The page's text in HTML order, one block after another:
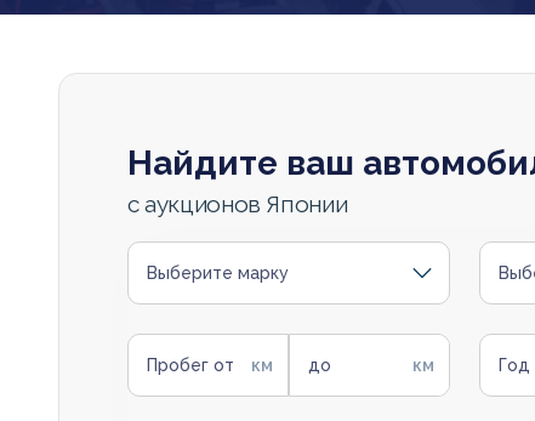
Найдите ваш
с аукционов Японии
Выберите марку
Пробег от до Год